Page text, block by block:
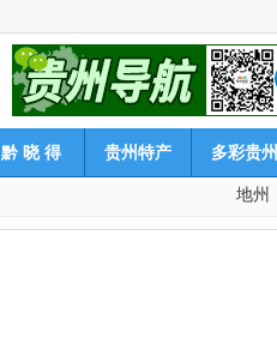
黔 晓 得 贵州特产 多彩贵州
地州